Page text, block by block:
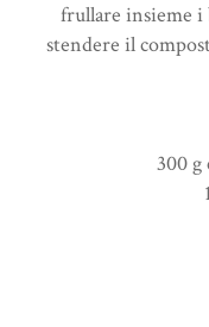
frullare insieme
stendere il
300